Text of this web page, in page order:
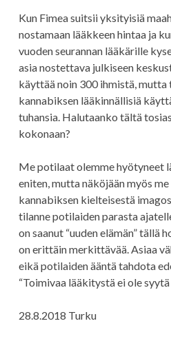
Kun Fimea suitsii yksityisiä
nostamaan lääkkeen hintaa ja
vuoden seurannan lääkärille
asia nostettava julkiseen
käyttää noin 300 ihmistä, mutta
kannabiksen lääkinnällisiä
tuhansia. Halutaanko tältä
kokonaan?
Me potilaat olemme hyötyneet
eniten, mutta näköjään myös
kannabiksen kielteisestä
tilanne potilaiden parasta
on saanut “uuden elämän” tällä
on erittäin merkittävää. Asiaa
eikä potilaiden ääntä tahdota
“Toimivaa lääkitystä ei ole
28.8.2018 Turku